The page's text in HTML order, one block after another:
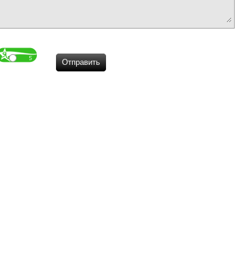
Отправить